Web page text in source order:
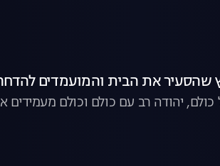
יהודה רב עם כולם וכולם